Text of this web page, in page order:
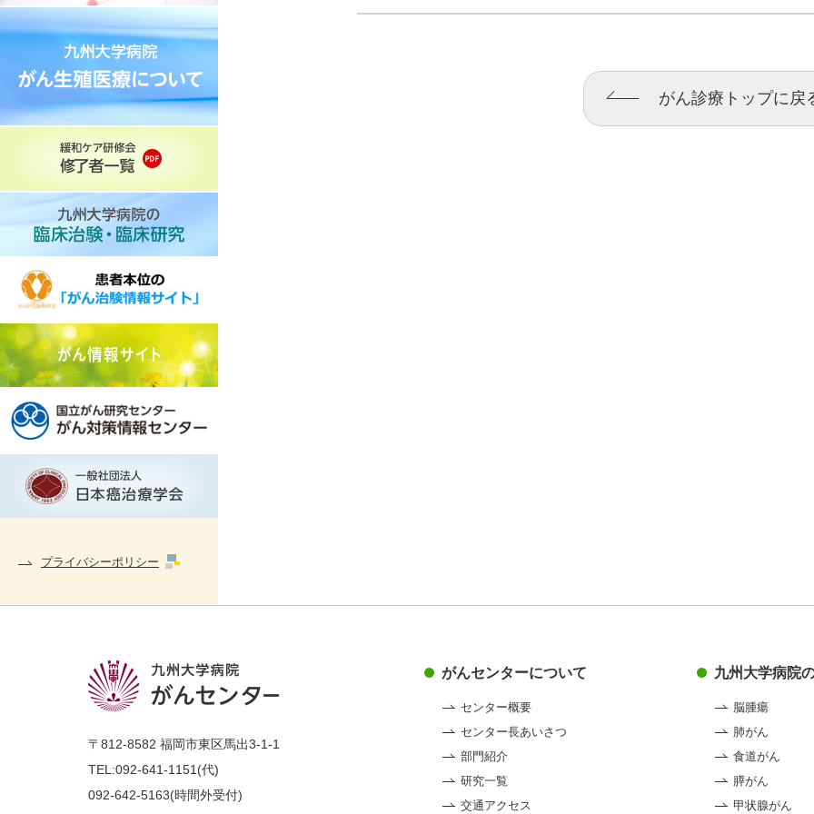
プライバシーポリシー
がん診療トップに戻
〒812-8582 福岡市東区馬出3-1-1
TEL:092-641-1151(代)
092-642-5163(時間外受付)
がんセンターについて
センター概要
センター長あいさつ
部門紹介
研究一覧
交通アクセス
九州大学病院
脳腫瘍
肺がん
食道がん
膵がん
甲状腺がん